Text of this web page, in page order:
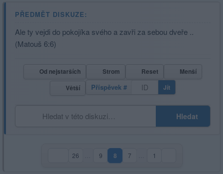
PŘEDMĚT DISKUZE:
Ale ty vejdi do pokojíka svého a zavři za sebou dveře ..
(Matouš 6:6)
Od nejstarších Strom Reset
Menší
Větší
Příspěvek # Jít
Hledat
26 9 8(aktuální strana)
7 1